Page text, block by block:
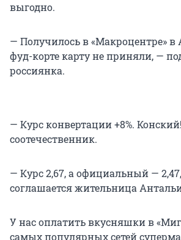
выгодно.
— Получилось в «Макроцентре» в
фуд-корте карту не приняли, —
россиянка.
— Курс конвертации +8%.
соотечественник.
— Курс 2,67, а официальный —
соглашается жительница
У нас оплатить вкусняшки в
самых популярных сетей